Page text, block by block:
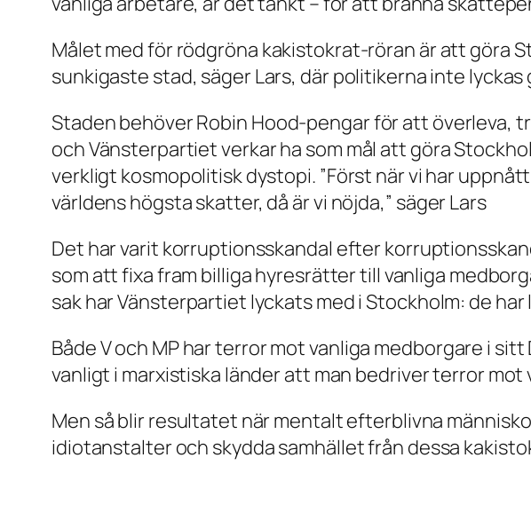
Målet med för rödgröna kakistokrat-röran är att göra
sunkigaste stad, säger Lars, där politikerna inte
Staden behöver Robin Hood-pengar för att
och Vänsterpartiet verkar ha som mål att göra
verkligt kosmopolitisk dystopi. ”Först när vi har
världens högsta skatter, då är vi nöjda,” säger Lars
Det har varit korruptionsskandal efter
som att fixa fram billiga hyresrätter till vanliga
sak har Vänsterpartiet lyckats med i Stockholm: de
Både V och MP har terror mot vanliga medborgare i
vanligt i marxistiska länder att man bedriver terror mot
Men så blir resultatet när mentalt efterblivna
idiotanstalter och skydda samhället från dessa